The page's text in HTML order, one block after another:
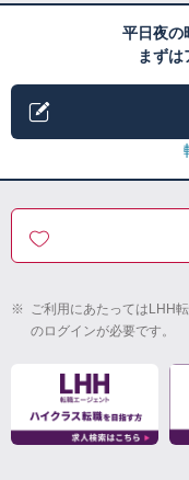
平日夜の
まずは
※ ご利用にあたってはLHH
のログインが必要です。